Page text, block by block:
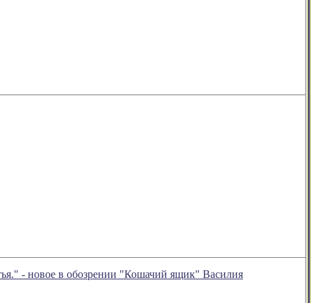
- новое в обозрении "Кошачий ящик" Василия